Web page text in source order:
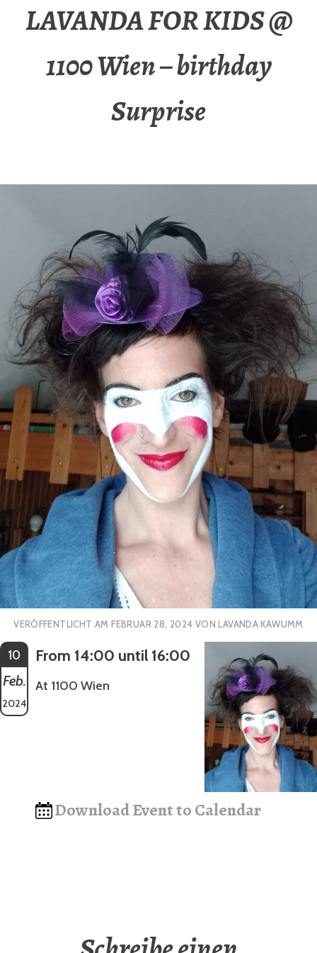
LAVANDA FOR KIDS @
1100 Wien – birthday
Surprise
VERÖFFENTLICHT AMFEBRUAR 28, 2024 VONLAVANDA KAWUMM
10
Feb.
2024
From 14:00 until 16:00
At 1100 Wien
Download Event to Calendar